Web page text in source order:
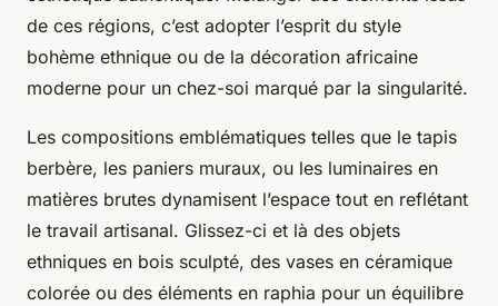
de ces régions, c’est adopter l’esprit du style
bohème ethnique ou de la décoration africaine
moderne pour un chez-soi marqué par la singularité.
Les compositions emblématiques telles que le tapis
berbère, les paniers muraux, ou les luminaires en
matières brutes dynamisent l’espace tout en reflétant
le travail artisanal. Glissez-ci et là des objets
ethniques en bois sculpté, des vases en céramique
colorée ou des éléments en raphia pour un équilibre